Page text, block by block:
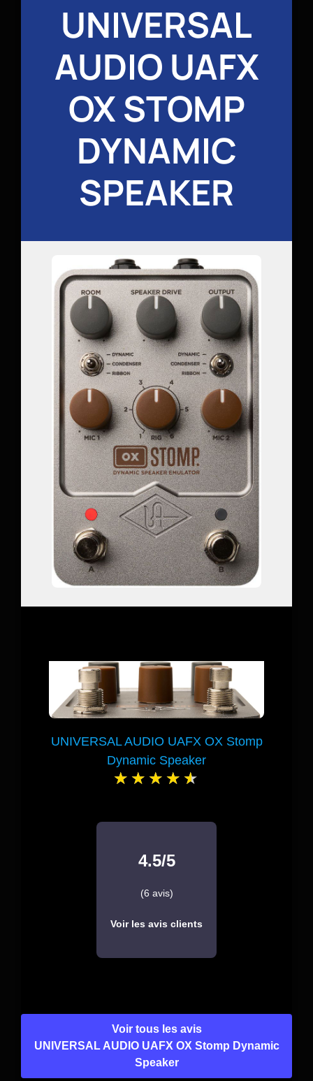
UNIVERSAL
AUDIO UAFX
OX STOMP
DYNAMIC
SPEAKER
UNIVERSAL AUDIO UAFX OX Stomp
Dynamic Speaker
4.5/5
(6 avis)
Voir les avis clients
Voir tous les avis
UNIVERSAL AUDIO UAFX OX Stomp Dynamic
Speaker